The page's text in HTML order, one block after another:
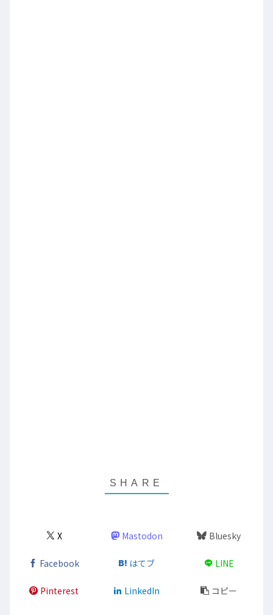
X Mastodon Bluesky
Facebook はてブ LINE
Pinterest LinkedIn コピー